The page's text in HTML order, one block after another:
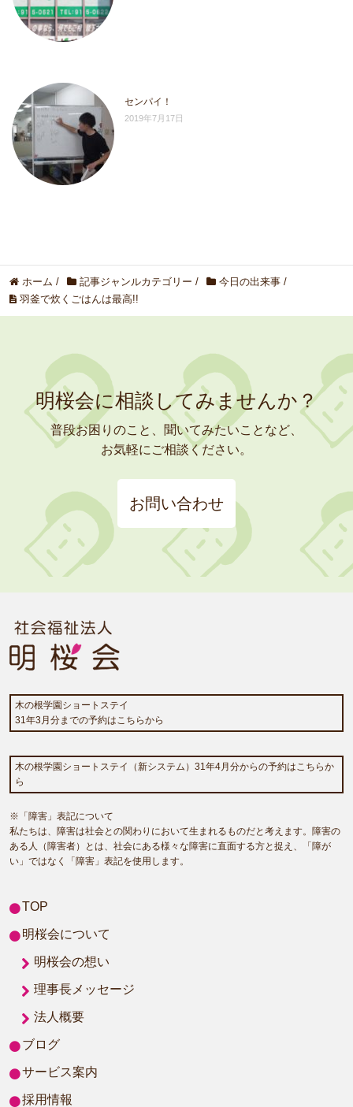
センパイ！
2019年7月17日
ホーム / 記事ジャンルカテゴリー / 今日の出来事 /
羽釜で炊くごはんは最高!!
明桜会に相談してみませんか？
普段お困りのこと、聞いてみたいことなど、
お気軽にご相談ください。
お問い合わせ
木の根学園ショートステイ
31年3月分までの予約はこちらから
木の根学園ショートステイ（新システム）31年4月分からの予約はこちらか
ら
※「障害」表記について
私たちは、障害は社会との関わりにおいて生まれるものだと考えます。障害の
ある人（障害者）とは、社会にある様々な障害に直面する方と捉え、「障が
い」ではなく「障害」表記を使用します。
TOP
明桜会について
明桜会の想い
理事長メッセージ
法人概要
ブログ
サービス案内
採用情報